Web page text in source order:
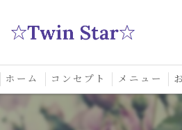
ホーム コンセプト メニュー
スクール